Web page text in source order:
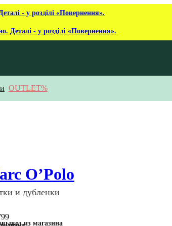
- у розділі «Повернення».
Деталі - у розділі «Повернення».
OUTLET%
O’Polo
и дубленки
из магазина